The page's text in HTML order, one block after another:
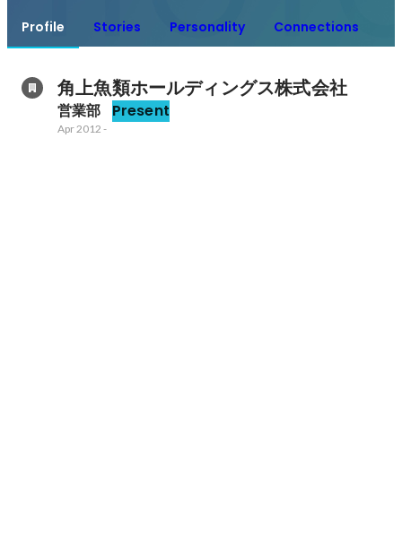
Profile Stories Personality Connections
角上魚類ホールディングス株式会社
営業部 Present
Apr 2012 -